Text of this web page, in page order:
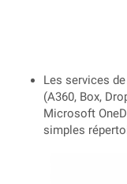
Les services
(A360, Box,
Microsoft
simples